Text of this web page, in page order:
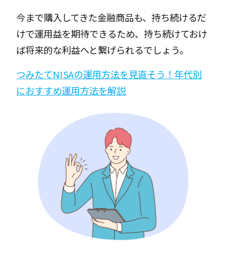
今まで購入してきた金融商品も、持ち続けるだ
けで運用益を期待できるため、持ち続けておけ
ば将来的な利益へと繋げられるでしょう。
つみたてNISAの運用方法を見直そう！年代別
におすすめ運用方法を解説